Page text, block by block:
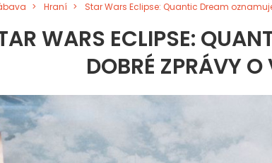
Hraní Star Wars Eclipse: Quantic Dream
WARS ECLIPSE:
DOBRÉ ZPRÁVY